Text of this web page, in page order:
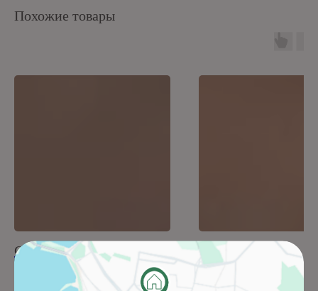
Похожие товары
Castello Oranje 311A0 Verena 025A2